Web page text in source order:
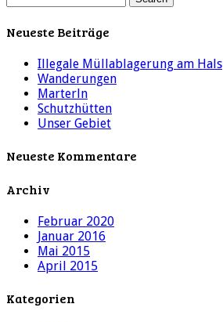
Neueste Beiträge
Illegale Müllablagerung am Hals
Wanderungen
Marterln
Schutzhütten
Unser Gebiet
Neueste Kommentare
Archiv
Februar 2020
Januar 2016
Mai 2015
April 2015
Kategorien